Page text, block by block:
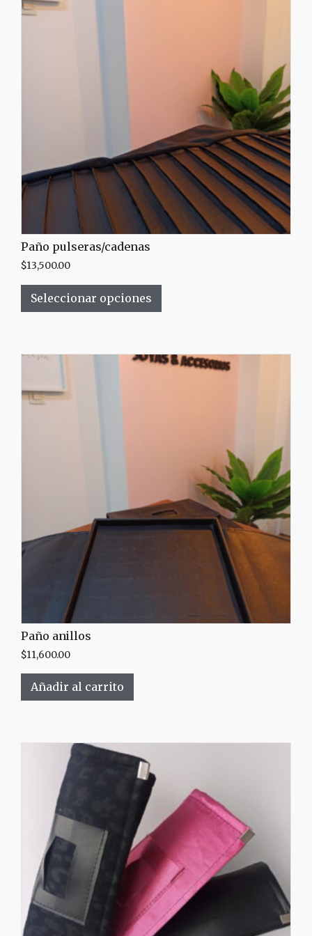
Paño pulseras/cadenas
$13,500.00
Seleccionar opciones
Paño anillos
$11,600.00
Añadir al carrito